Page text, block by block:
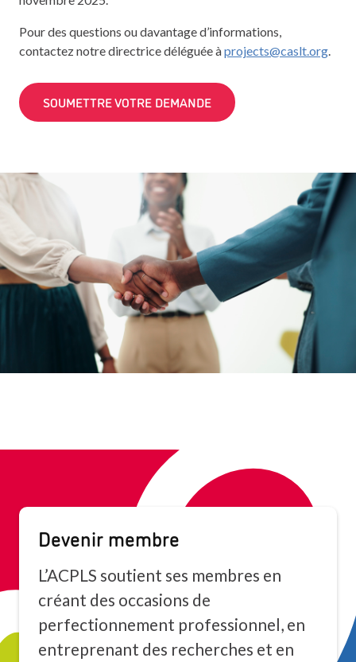
Pour des questions ou davantage d’informations,
contactez notre directrice déléguée àprojects@caslt.org.
SOUMETTRE VOTRE DEMANDE
Devenir membre
L’ACPLS soutient ses membres en
créant des occasions de
perfectionnement professionnel, en
entreprenant des recherches et en